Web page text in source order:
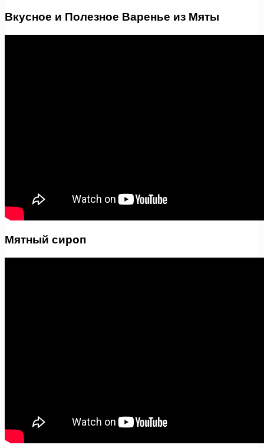
Вкусное и Полезное Варенье из Мяты
Мятный сироп